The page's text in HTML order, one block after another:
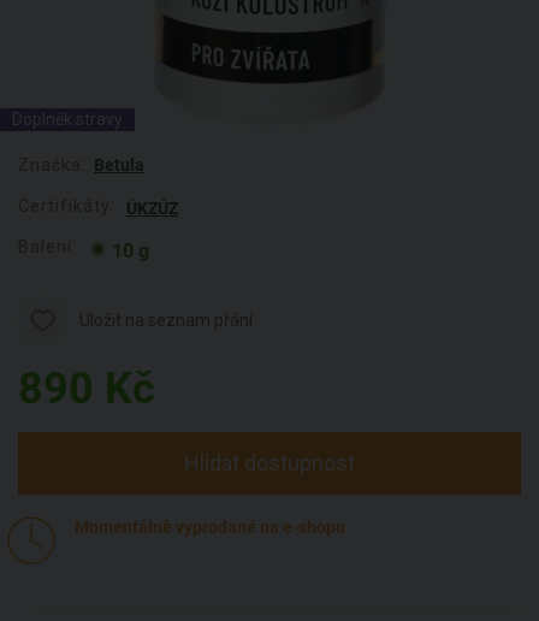
Doplněk stravy
Betula
ÚKZÚZ
10 g
890 Kč
Hlídat dostupnost
Momentálně vyprodané na e-shopu